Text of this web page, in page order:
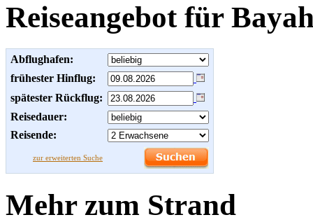
Reiseangebot für
Abflughafen:
frühester Hinflug:
spätester Rückflug:
Reisedauer:
Reisende:
zur erweiterten Suche
Mehr zum Strand